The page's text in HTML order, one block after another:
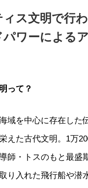
ス文明で行
パワーによる
って？
域を中心に存在した
えた古代文明。1万
師・トスのもと最盛
り入れた飛行船や潜